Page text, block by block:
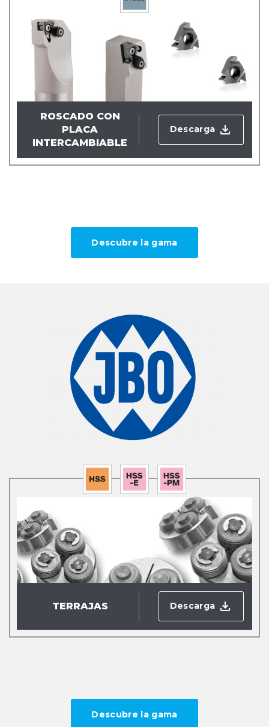
ROSCADO CON
PLACA
INTERCAMBIABLE
Descarga
Descubre la gama
TERRAJAS Descarga
Descubre la gama